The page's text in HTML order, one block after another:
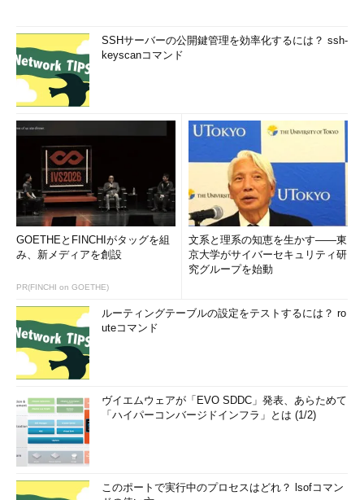
SSHサーバーの公開鍵管理を効率化するには？ ssh-
keyscanコマンド
GOETHEとFINCHIがタッグを組
み、新メディアを創設
PR(FINCHI on GOETHE)
文系と理系の知恵を生かす――東
京大学がサイバーセキュリティ研
究グループを始動
ルーティングテーブルの設定をテストするには？ ro
uteコマンド
ヴイエムウェアが「EVO SDDC」発表、あらためて
「ハイパーコンバージドインフラ」とは (1/2)
このポートで実行中のプロセスはどれ？ lsofコマン